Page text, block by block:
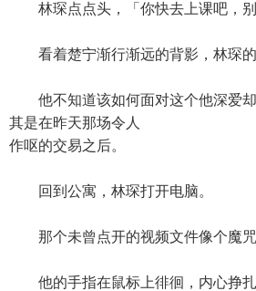
林琛点点头，「你快去上课吧，别
看着楚宁渐行渐远的背影，林琛的
他不知道该如何面对这个他深爱却
其是在昨天那场令人
作呕的交易之后。
回到公寓，林琛打开电脑。
那个未曾点开的视频文件像个魔咒
他的手指在鼠标上徘徊，内心挣扎